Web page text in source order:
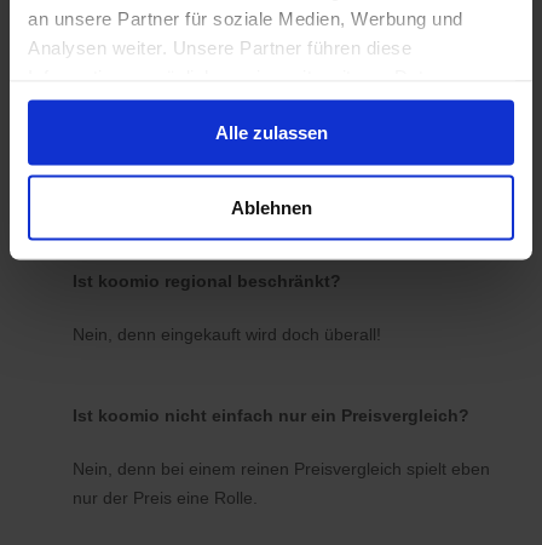
an unsere Partner für soziale Medien, Werbung und
Analysen weiter. Unsere Partner führen diese
zusammen, die Du ihnen bereitgestellt hast oder die sie
im Rahmen Deiner Nutzung der Dienste gesammelt
haben.
Alle zulassen
Ablehnen
Ist koomio für alle Unternehmen gedacht?
genauso wie einerlandesweiten Handelskette
reinenDienstleister.
Ist koomio regional beschränkt?
Nein, denn eingekauft wird doch überall!
Ist koomio nicht einfach nur ein Preisvergleich?
Nein, denn bei einem reinen Preisvergleich spielt eben
nur der Preis eine Rolle.